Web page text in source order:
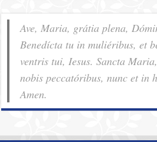
Ave, Maria, grátia plena,
Benedícta tu in muliéribus, et
ventris tui, Iesus. Sancta
nobis pec­ca­tóribus, nunc et in
Amen.